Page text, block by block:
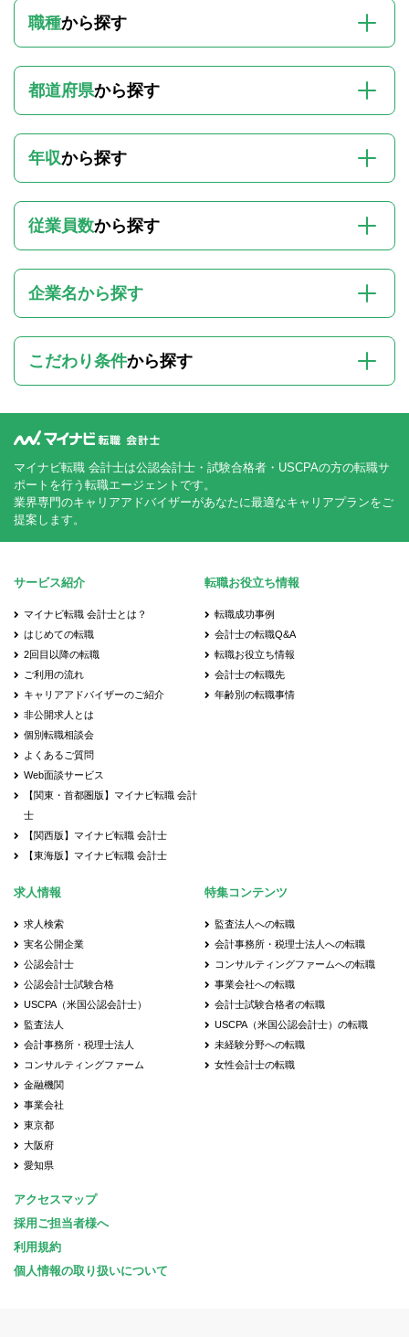
職種から探す
都道府県から探す
年収から探す
従業員数から探す
企業名から探す
こだわり条件から探す
マイナビ転職 会計士は公認会計士・試験合格者・USCPAの方の転職サ
ポートを行う転職エージェントです。
業界専門のキャリアアドバイザーがあなたに最適なキャリアプランをご
提案します。
サービス紹介
マイナビ転職 会計士とは？
はじめての転職
2回目以降の転職
ご利用の流れ
キャリアアドバイザーのご紹介
非公開求人とは
個別転職相談会
よくあるご質問
Web面談サービス
【関東・首都圏版】マイナビ転職 会計
士
【関西版】マイナビ転職 会計士
【東海版】マイナビ転職 会計士
転職お役立ち情報
転職成功事例
会計士の転職Q&A
転職お役立ち情報
会計士の転職先
年齢別の転職事情
求人情報
求人検索
実名公開企業
公認会計士
公認会計士試験合格
USCPA（米国公認会計士）
監査法人
会計事務所・税理士法人
コンサルティングファーム
金融機関
事業会社
東京都
大阪府
愛知県
特集コンテンツ
監査法人への転職
会計事務所・税理士法人への転職
コンサルティングファームへの転職
事業会社への転職
会計士試験合格者の転職
USCPA（米国公認会計士）の転職
未経験分野への転職
女性会計士の転職
アクセスマップ
採用ご担当者様へ
利用規約
個人情報の取り扱いについて